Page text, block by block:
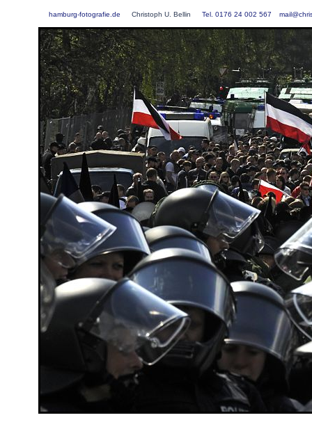
hamburg-fotografie.de Christoph U. Bellin Tel. 0176 24 002 567